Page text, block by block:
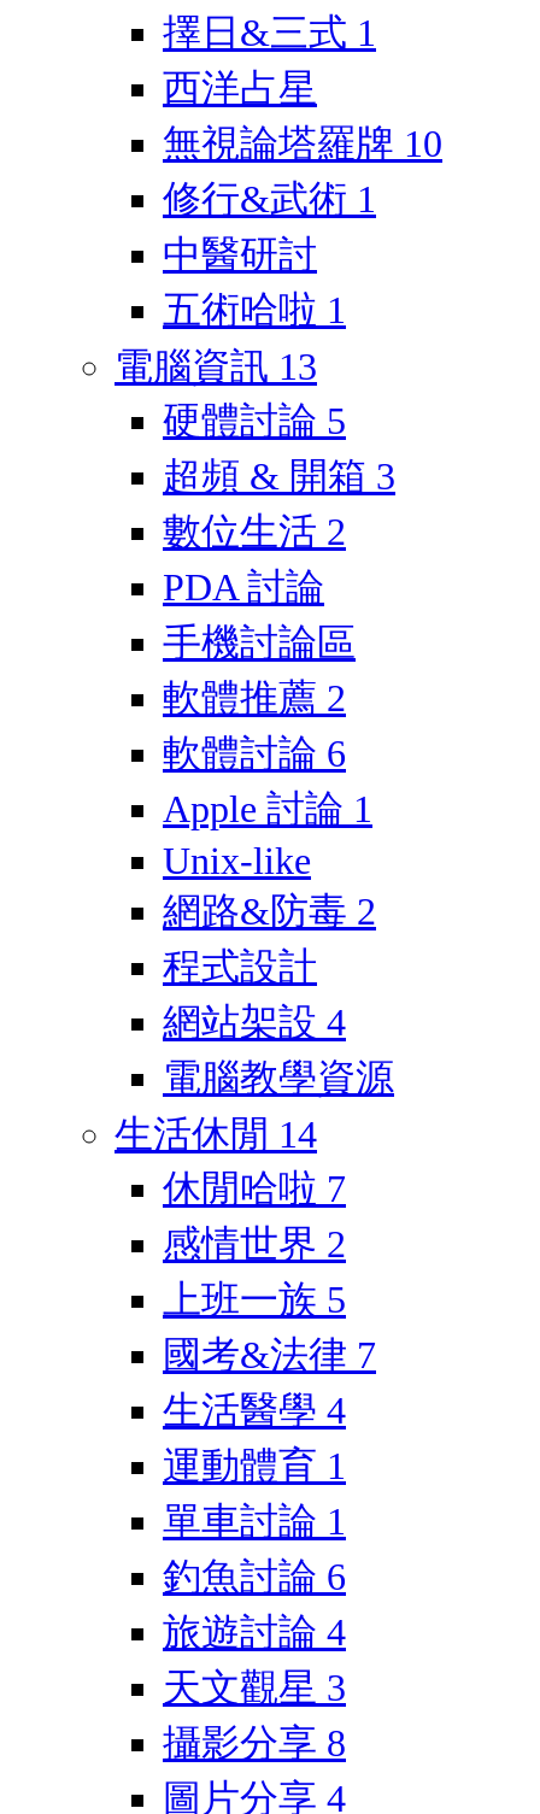
擇日&三式 1
西洋占星
無視論塔羅牌 10
修行&武術 1
中醫研討
五術哈啦 1
電腦資訊 13
硬體討論 5
超頻 & 開箱 3
數位生活 2
PDA 討論
手機討論區
軟體推薦 2
軟體討論 6
Apple 討論 1
Unix-like
網路&防毒 2
程式設計
網站架設 4
電腦教學資源
生活休閒 14
休閒哈啦 7
感情世界 2
上班一族 5
國考&法律 7
生活醫學 4
運動體育 1
單車討論 1
釣魚討論 6
旅遊討論 4
天文觀星 3
攝影分享 8
圖片分享 4